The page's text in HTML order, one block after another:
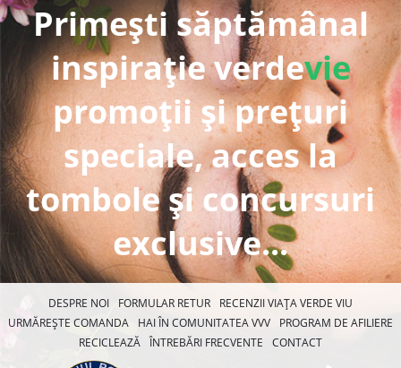
Primești săptămânal
inspirație verdevie
promoții și prețuri
speciale, acces la
tombole și concursuri
exclusive...
DESPRE NOI FORMULAR RETUR
RECENZII VIAȚA VERDE VIU
URMĂREȘTE COMANDA
HAI ÎN COMUNITATEA VVV
PROGRAM DE AFILIERE
RECICLEAZĂ ÎNTREBĂRI FRECVENTE CONTACT